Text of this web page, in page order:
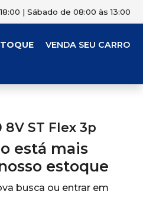
| Sábado de 08:00 às 13:00
VENDA SEU CARRO
8V ST Flex 3p
está mais
estoque
busca ou entrar em